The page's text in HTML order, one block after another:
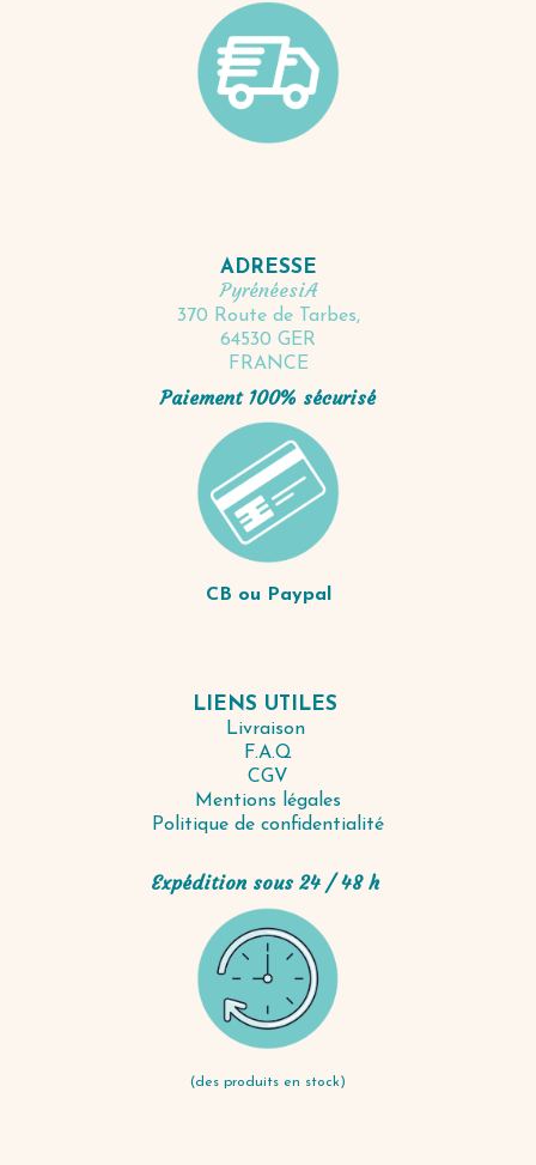
ADRESSE
PyrénéesiA
370 Route de Tarbes,
64530 GER
FRANCE
Paiement 100% sécurisé
CB ou Paypal
LIENS UTILES
Livraison
F.A.Q
CGV
Mentions légales
Politique de confidentialité
Expédition sous 24 / 48 h
(des produits en stock)